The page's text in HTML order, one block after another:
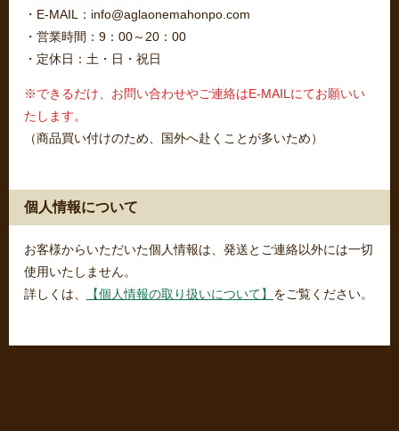
・E-MAIL：info@aglaonemahonpo.com
・営業時間：9：00～20：00
・定休日：土・日・祝日
※できるだけ、お問い合わせやご連絡はE-MAILにてお願いい
たします。
（商品買い付けのため、国外へ赴くことが多いため）
個人情報について
お客様からいただいた個人情報は、発送とご連絡以外には一切
使用いたしません。
詳しくは、
【個人情報の取り扱いについて】 をご覧ください。